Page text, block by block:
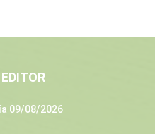
09/08/2026